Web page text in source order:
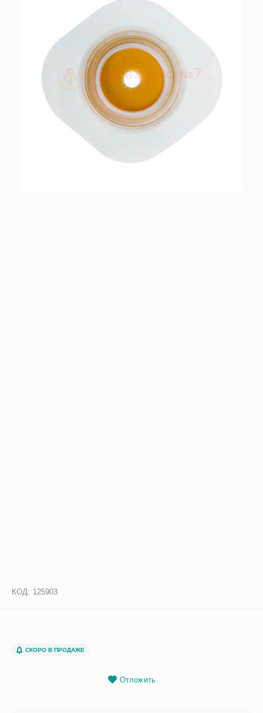
КОД: 125903
СКОРО В ПРОДАЖЕ
Отложить